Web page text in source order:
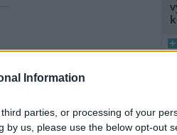
Information
parties, or processing of your
by us, please use the below opt-out